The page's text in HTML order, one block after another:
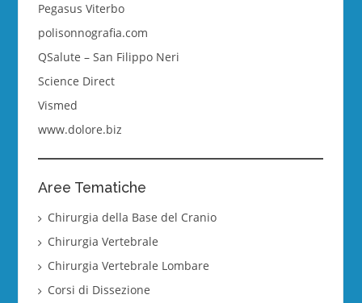
Pegasus Viterbo
polisonnografia.com
QSalute – San Filippo Neri
Science Direct
Vismed
www.dolore.biz
Aree Tematiche
Chirurgia della Base del Cranio
Chirurgia Vertebrale
Chirurgia Vertebrale Lombare
Corsi di Dissezione